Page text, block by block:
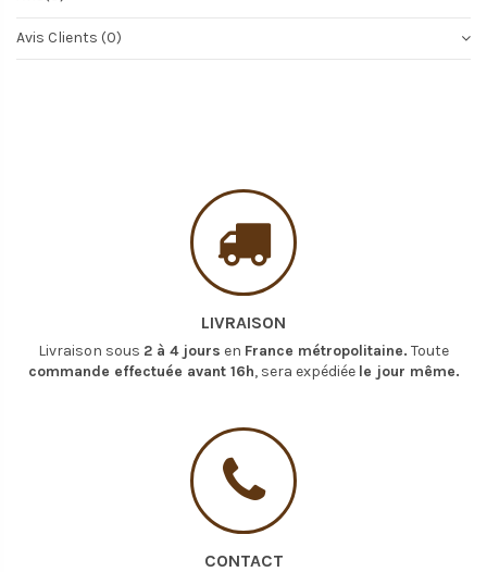
Avis Clients (0)
LIVRAISON
Livraison sous 2 à 4 jours en France métropolitaine. Toute
commande effectuée avant 16h, sera expédiée le jour même.
CONTACT